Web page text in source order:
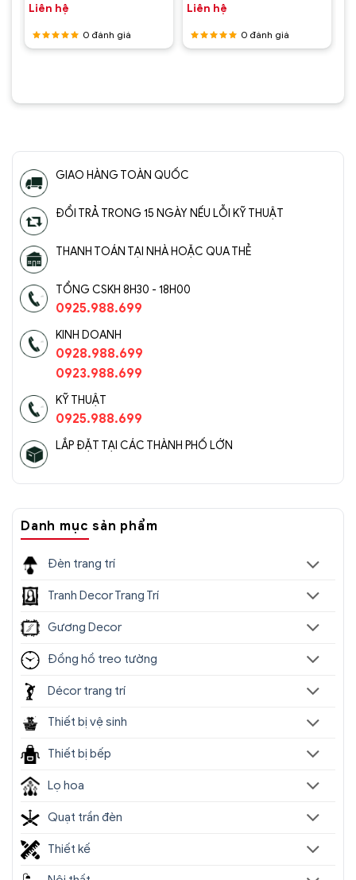
Liên hệ
Được
0 đánh giá
Liên hệ
Được
0 đánh giá
GIAO HÀNG TOÀN QUỐC
ĐỔI TRẢ TRONG 15 NGÀY NẾU LỖI KỸ THUẬT
THANH TOÁN TẠI NHÀ HOẶC QUA THẺ
TỔNG CSKH 8H30 - 18H00
0925.988.699
KINH DOANH
0928.988.699
0923.988.699
KỸ THUẬT
0925.988.699
LẮP ĐẶT TẠI CÁC THÀNH PHỐ LỚN
Danh mục sản phẩm
Đèn trang trí
Tranh Decor Trang Trí
Gương Decor
Đồng hồ treo tường
Décor trang trí
Thiết bị vệ sinh
Thiết bị bếp
Lọ hoa
Quạt trần đèn
Thiết kế